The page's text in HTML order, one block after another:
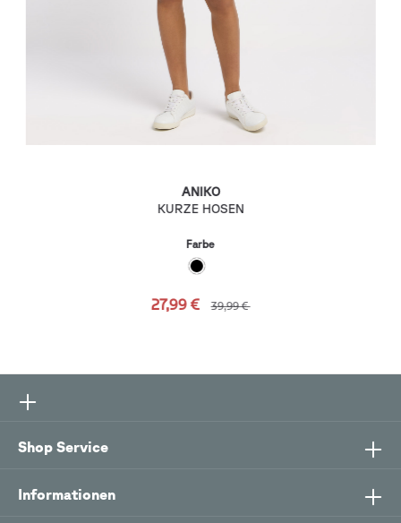
ANIKO
KURZE HOSEN
Farbe
27,99 € 39,99 €
Shop Service
Informationen